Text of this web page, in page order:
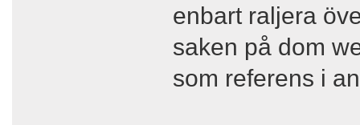
enbart raljera
saken på dom
som referens i